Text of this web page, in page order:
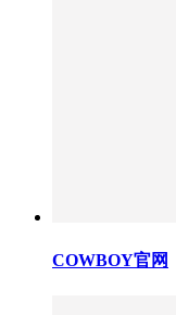
COWBOY官网